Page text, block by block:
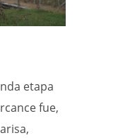
etapa
fue,